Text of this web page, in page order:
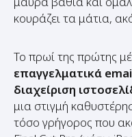
Το πρωί της πρώτης
διαχείριση
μια στιγμή
τόσο γρήγορος που
Final Cut Pro (μέσω
ήταν άψογο.